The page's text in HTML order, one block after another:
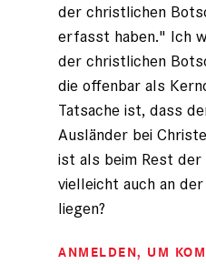
der christlichen
erfasst haben." Ich
der christlichen
die offenbar als
Tatsache ist, dass
Ausländer bei
ist als beim Rest
vielleicht auch an
liegen?
ANMELDEN, UM